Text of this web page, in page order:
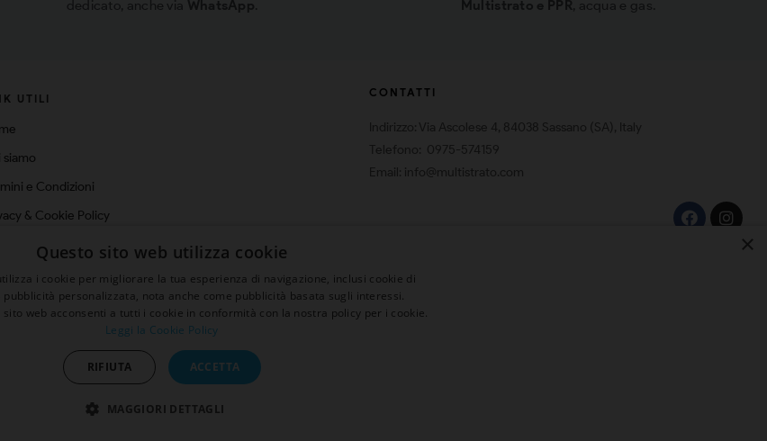
dedicato, anche via WhatsApp
Multistrato e PPR , acqua e gas.
UTILI
siamo
e Condizioni
& Cookie Policy
CONTATTI
Indirizzo: Via Ascolese 4, 84038 Sassano (SA), Italy
Telefono: 0975-574159
Email: info@multistrato.com
Sito protetto da reCAPTCHA.Privacy -Termini e condizioni
×
Questo sito web utilizza cookie
i cookie per migliorare la tua esperienza di navigazione, inclusi cookie di
personalizzata, nota anche come pubblicità basata sugli interessi.
web acconsenti a tutti i cookie in conformità con la nostra policy per i cookie.
Leggi la Cookie Policy
ACCETTA
RIFIUTA
MAGGIORI DETTAGLI